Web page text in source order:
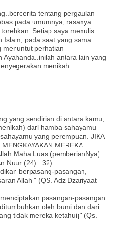
tentang pergaulan
pada umumnya, rasanya
Setiap saya menulis
Islam, pada saat yang sama
menuntut perhatian
Ayahanda..inilah antara lain yang
menikah.
yang sendirian di antara kamu,
dari hamba sahayamu
yang perempuan. JIKA
MEREKA
Maha Luas (pemberianNya)
Nuur (24) : 32).
berpasang-pasangan,
Allah." (QS. Adz Dzariyaat
pasangan-pasangan
oleh bumi dan dari
tidak mereka ketahui¡¨ (Qs.